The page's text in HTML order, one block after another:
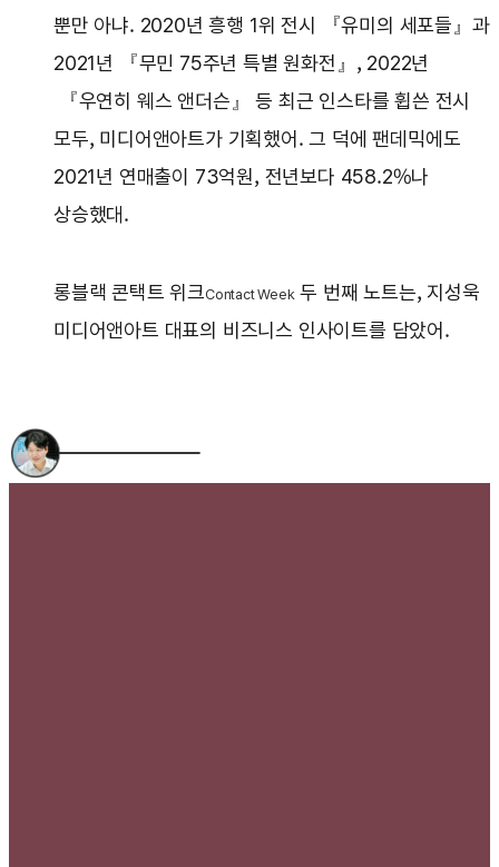
뿐만 아냐. 2020년 흥행 1위 전시 『유미의 세포들』과
2021년 『무민 75주년 특별 원화전』, 2022년
『우연히 웨스 앤더슨』 등 최근 인스타를 휩쓴 전시
모두, 미디어앤아트가 기획했어. 그 덕에 팬데믹에도
2021년 연매출이 73억원, 전년보다 458.2%나
상승했대.
롱블랙 콘택트 위크Contact Week 두 번째 노트는, 지성욱
미디어앤아트 대표의 비즈니스 인사이트를 담았어.